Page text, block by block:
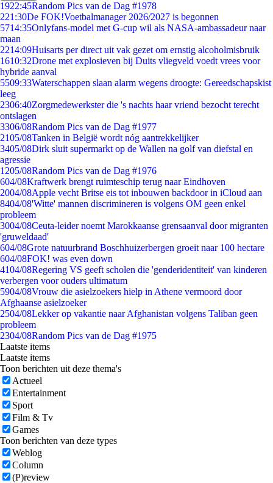
1922:45Random Pics van de Dag #1978
221:30De FOK!Voetbalmanager 2026/2027 is begonnen
5714:35Onlyfans-model met G-cup wil als NASA-ambassadeur naar
maan
2214:09Huisarts per direct uit vak gezet om ernstig alcoholmisbruik
1610:32Drone met explosieven bij Duits vliegveld voedt vrees voor
hybride aanval
5509:33Waterschappen slaan alarm wegens droogte: Gereedschapskist
leeg
2306:40Zorgmedewerkster die 's nachts haar vriend bezocht terecht
ontslagen
3306/08Random Pics van de Dag #1977
2105/08Tanken in België wordt nóg aantrekkelijker
3405/08Dirk sluit supermarkt op de Wallen na golf van diefstal en
agressie
1205/08Random Pics van de Dag #1976
604/08Kraftwerk brengt ruimteschip terug naar Eindhoven
2004/08Apple vecht Britse eis tot inbouwen backdoor in iCloud aan
8404/08'Witte' mannen discrimineren is volgens OM geen enkel
probleem
3004/08Ceuta-leider noemt Marokkaanse grensaanval door migranten
'gruweldaad'
604/08Grote natuurbrand Boschhuizerbergen groeit naar 100 hectare
604/08FOK! was even down
4104/08Regering VS geeft scholen die 'genderidentiteit' van kinderen
verbergen voor ouders ultimatum
5904/08Vrouw die asielzoekers hielp in Athene vermoord door
Afghaanse asielzoeker
2504/08Lekker op vakantie naar Afghanistan volgens Taliban geen
probleem
2304/08Random Pics van de Dag #1975
Laatste items
Laatste items
Toon berichten uit deze thema's
Actueel
Entertainment
Sport
Film & Tv
Games
Toon berichten van deze types
Weblog
Column
(P)review